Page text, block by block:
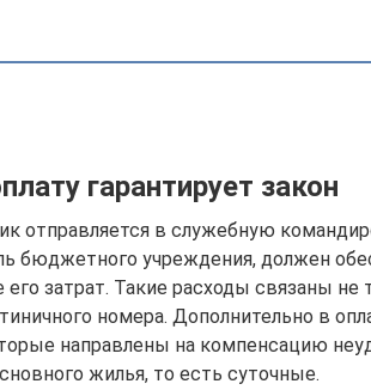
гарантирует закон
отправляется в служебную
бюджетного учреждения, должен
затрат. Такие расходы связаны не
номера. Дополнительно в
направлены на компенсацию
жилья, то есть суточные.